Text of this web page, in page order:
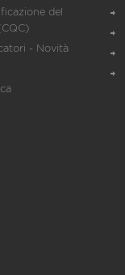
del
- Novità